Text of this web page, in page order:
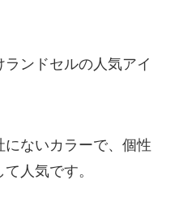
ンドセルの人気アイ
ないカラーで、個性
人気です。